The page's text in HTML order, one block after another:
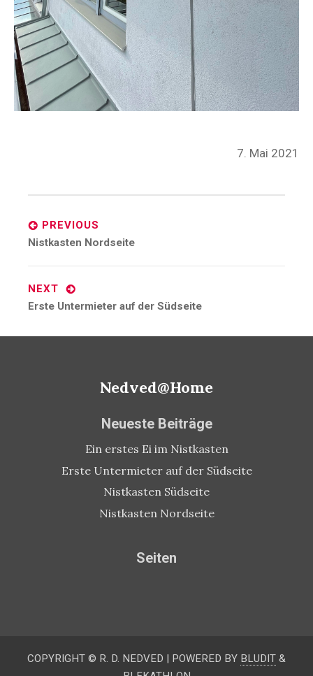
Posted
7. Mai 2021
navigation
PREVIOUS
Previous
Nistkasten Nordseite
NEXT
Next
Erste Untermieter auf der Südseite
Nedved@Home
Neueste Beiträge
Ein erstes Ei im Nistkasten
Erste Untermieter auf der Südseite
Nistkasten Südseite
Nistkasten Nordseite
Seiten
COPYRIGHT © R. D. NEDVED | POWERED BY BLUDIT &